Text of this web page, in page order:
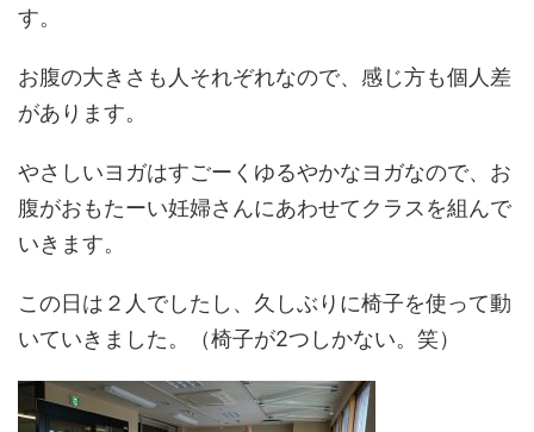
す。
お腹の大きさも人それぞれなので、感じ方も個人差
があります。
やさしいヨガはすごーくゆるやかなヨガなので、お
腹がおもたーい妊婦さんにあわせてクラスを組んで
いきます。
この日は２人でしたし、久しぶりに椅子を使って動
いていきました。（椅子が2つしかない。笑）